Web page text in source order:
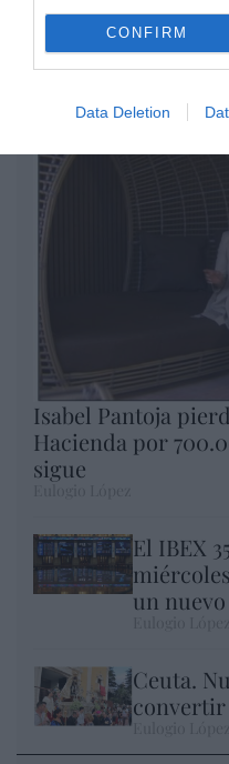
CONFIRM
Data Deletion
por Eulogio López
Isabel Pantoja
Hacienda por
sigue
El IBEX
un
Ceuta.